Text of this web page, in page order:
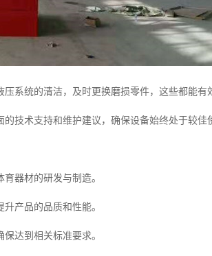
系统的清洁，及时更换磨损零件，这些都能有
技术支持和维护建议，确保设备始终处于较佳
器材的研发与制造。
产品的品质和性能。
达到相关标准要求。